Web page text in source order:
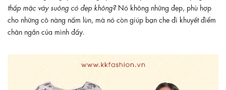
thấp mặc váy suông có đẹp không?Nó không những đẹp, phù hợp
cho những cô nàng nấm lùn, mà nó còn giúp bạn che đi khuyết điểm
chân ngắn của mình đấy.